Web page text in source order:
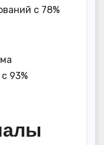
с 78%
93%